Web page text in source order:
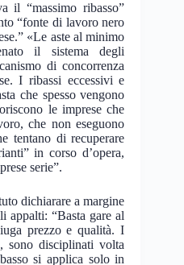
il “massimo ribasso”
“fonte di lavoro nero
«Le aste al minimo
il sistema degli
di concorrenza
I ribassi eccessivi e
che spesso vengono
le imprese che
che non eseguono
tentano di recuperare
in corso d’opera,
serie”.
dichiarare a margine
appalti: “Basta gare al
prezzo e qualità. I
sono disciplinati volta
si applica solo in